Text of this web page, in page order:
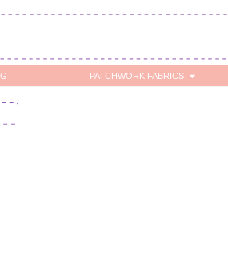
PATCHWORK FABRICS